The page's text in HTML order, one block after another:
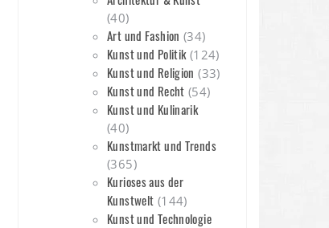
(40)
Art und Fashion (34)
Kunst und Politik(124)
Kunst und Religion (33)
Kunst und Recht (54)
Kunst und Kulinarik
(40)
Kunstmarkt und Trends
(365)
Kurioses aus der
Kunstwelt (144)
Kunst und Technologie